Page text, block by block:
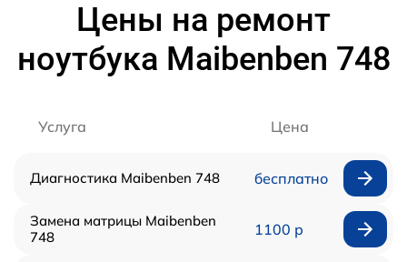
Цены на ремонт
ноутбука Maibenben 748
Услуга Цена
Диагностика Maibenben 748 бесплатно
Замена матрицы Maibenben
748
1100 р